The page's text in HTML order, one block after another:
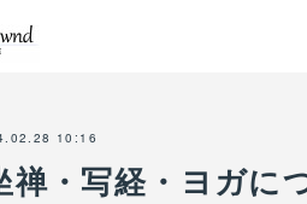
10:16
禅・写経・ヨガに